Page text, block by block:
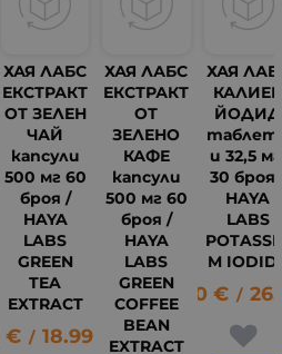
ХАЯ ЛАБС
ЕКСТРАКТ
ОТ ЗЕЛЕН
ЧАЙ
капсули
500 мг 60
броя /
HAYA
LABS
GREEN
TEA
EXTRACT
€ / 18.99 лв.
ХАЯ ЛАБС
ЕКСТРАКТ
ОТ
ЗЕЛЕНО
КАФЕ
капсули
500 мг 60
броя /
HAYA
LABS
GREEN
COFFEE
BEAN
EXTRACT
ХАЯ
КАЛИЕВ
ЙОДИД
и 32,5
30 броя
HAYA
LABS
M
13.80 € /